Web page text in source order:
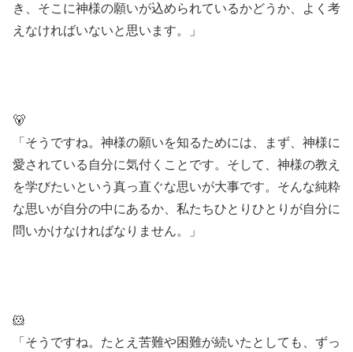
き、そこに神様の願いが込められているかどうか、よく考
えなければいないと思います。」
🐻
「そうですね。神様の願いを知るためには、まず、神様に
愛されている自分に気付くことです。そして、神様の教え
を学びたいという真っ直ぐな思いが大事です。そんな純粋
な思いが自分の中にあるか、私たちひとりひとりが自分に
問いかけなければなりません。」
🐹
「そうですね。たとえ苦難や困難が続いたとしても、ずっ